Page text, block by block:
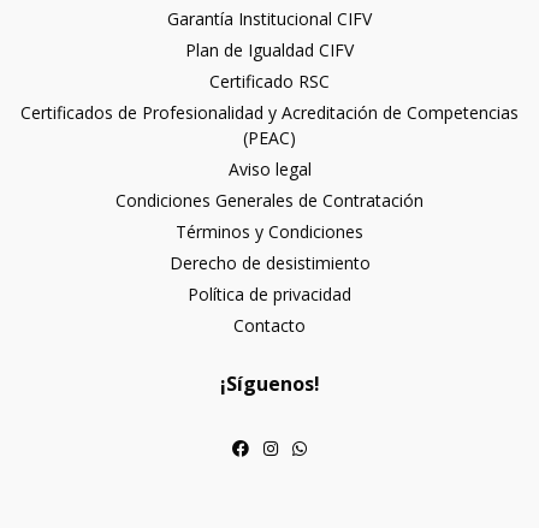
Garantía Institucional CIFV
Plan de Igualdad CIFV
Certificado RSC
Certificados de Profesionalidad y Acreditación de Competencias
(PEAC)
Aviso legal
Condiciones Generales de Contratación
Términos y Condiciones
Derecho de desistimiento
Política de privacidad
Contacto
¡Síguenos!